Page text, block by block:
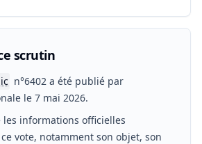
scrutin
n°6402 a été publié par
le 7 mai 2026.
les informations officielles
vote, notamment son objet, son